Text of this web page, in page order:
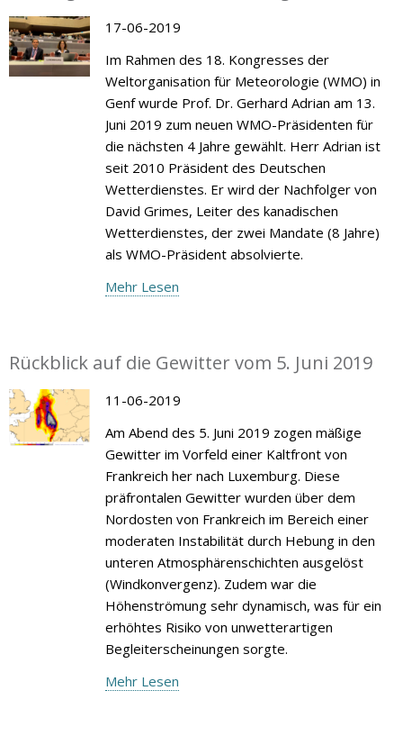
17-06-2019
Im Rahmen des 18. Kongresses der
Weltorganisation für Meteorologie (WMO) in
Genf wurde Prof. Dr. Gerhard Adrian am 13.
Juni 2019 zum neuen WMO-Präsidenten für
die nächsten 4 Jahre gewählt. Herr Adrian ist
seit 2010 Präsident des Deutschen
Wetterdienstes. Er wird der Nachfolger von
David Grimes, Leiter des kanadischen
Wetterdienstes, der zwei Mandate (8 Jahre)
als WMO-Präsident absolvierte.
Mehr Lesen
Rückblick auf die Gewitter vom 5. Juni 2019
11-06-2019
Am Abend des 5. Juni 2019 zogen mäßige
Gewitter im Vorfeld einer Kaltfront von
Frankreich her nach Luxemburg. Diese
präfrontalen Gewitter wurden über dem
Nordosten von Frankreich im Bereich einer
moderaten Instabilität durch Hebung in den
unteren Atmosphärenschichten ausgelöst
(Windkonvergenz). Zudem war die
Höhenströmung sehr dynamisch, was für ein
erhöhtes Risiko von unwetterartigen
Begleiterscheinungen sorgte.
Mehr Lesen